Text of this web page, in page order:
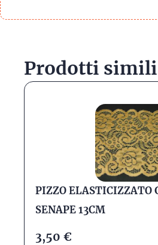
Prodotti simili
PIZZO ELASTICIZZATO
SENAPE 13CM
3,50€